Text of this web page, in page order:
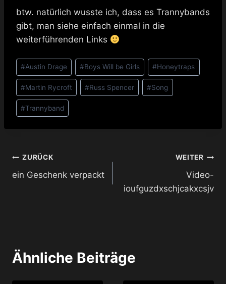
btw. natürlich wusste ich, dass es Trannybands
gibt, man siehe einfach einmal in die
weiterführenden Links
Schlagworte:
#Austin Drage #Boys Will be Girls #Honeytraps
#Martin Rycroft #Russ Spencer #Song
#Trannyband
Beitragsnavigation
ZURÜCK
ein Geschenk verpackt
WEITER
Video-
ioufguzdxschjcakxcsjv
Ähnliche Beiträge